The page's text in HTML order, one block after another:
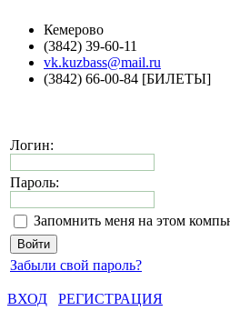
Кемерово
(3842) 39-60-11
vk.kuzbass@mail.ru
(3842) 66-00-84 [БИЛЕТЫ]
Логин:
Пароль:
Запомнить меня на этом
Забыли свой пароль?
ВХОД
РЕГИСТРАЦИЯ